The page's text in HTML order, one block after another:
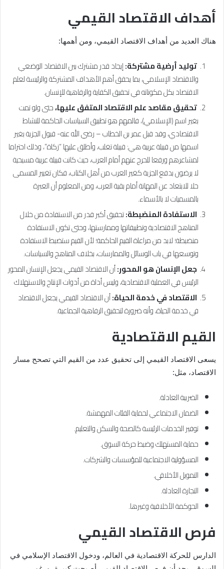
أهداف الاقتصاد القيمي
هناك العديد من أهداف الاقتصاد القيمي، ومن أهمها:
توليد أرضية مشتركة:إيجاد قدر مشترك بين الاقتصاد الوضعي
والاقتصاد الإسلامي، بما يحقق أهم الأهداف المشتركة والرئيسة لعلم
الاقتصاد بكل مكوناته في تحقيق الكفاية والرفاهية للإنسان.
تحقيق مقاصد علم الاقتصاد المتفق عليها،حتى ولو تمت
بغير اسم (الإسلامي)، فالمهم هو تطبيق السياسات الحاكمة للنشاط
الاقتصادي، وقد قبل عمر بن الخطاب – رضي الله عنه- قبول الجزية بغير
اسمها من قبيلة عربية هي: قبيلة تغلب، وأطلق عليها “زكاة”، وذلك احتراما
لمشاعرهم ورفعا للحرج عنهم أمام العرب، حيث كانت قبيلة عربية مسيحية
لا يرضون بدفع الجزية كغير العرب من أهل الكتاب، فكان تغيير المسمى
حلا للابتعاد عن المهانة أمام بقية العرب، ومن المعلوم أن العبرة
بالمسميات لا بالأسماء.
الاستفادة المنضبطة:تحقيق أكبر قدر من الاستفادة من خلال
المناهج الاقتصادية وتطبيقاتها وممارستها، وحتى تكون الاستفادة
منضبطة؛ لابد من مراعاة القيم الحاكمة؛ لأن القيم ستضبط الاستفادة
وتوسعها في باب الوسائل والممارسات، بخلاف المناهج والسياسات.
جعل الإنسان هو المحور:أن الاقتصاد القيمي يجعل الإنسان المحور
الرئيس في العملية الاقتصادية، وليس أداة من أدوات الإنتاج والاستهلاك
الاقتصاد في خدمة الحياة:أن الاقتصاد القيمي يجعل الاقتصاد
في خدمة الحياة، وأنه ضرورة لتحقيق الرفاهية الجماعية.
القيم الاقتصادية
يسعى الاقتصاد القيمي إلى تحقيق عدد من القيم التي تصحح مسار
الاقتصاد، مثل:
الضريبة العادلة.
الضمان الاجتماعي لحماية الفئات المهمشة.
توفير الخدمات الرئيسة كالصحة والسكن والتعليم.
حماية المستهلك وضبط حركة السوق.
المسؤولية الاجتماعية للمؤسسات والشركات.
التمويل الأخلاقي.
التجارة العادلة.
الحوكمة الأخلاقية وغيرها.
فرص الاقتصاد القيمي
الدارس للحركة الاقتصادية في العالم، ودخول الاقتصاد الإسلامي في